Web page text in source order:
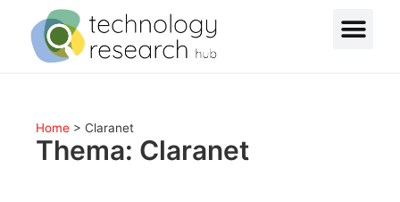
Home > Claranet
Thema: Claranet